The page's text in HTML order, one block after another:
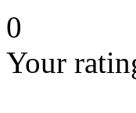
0
Your